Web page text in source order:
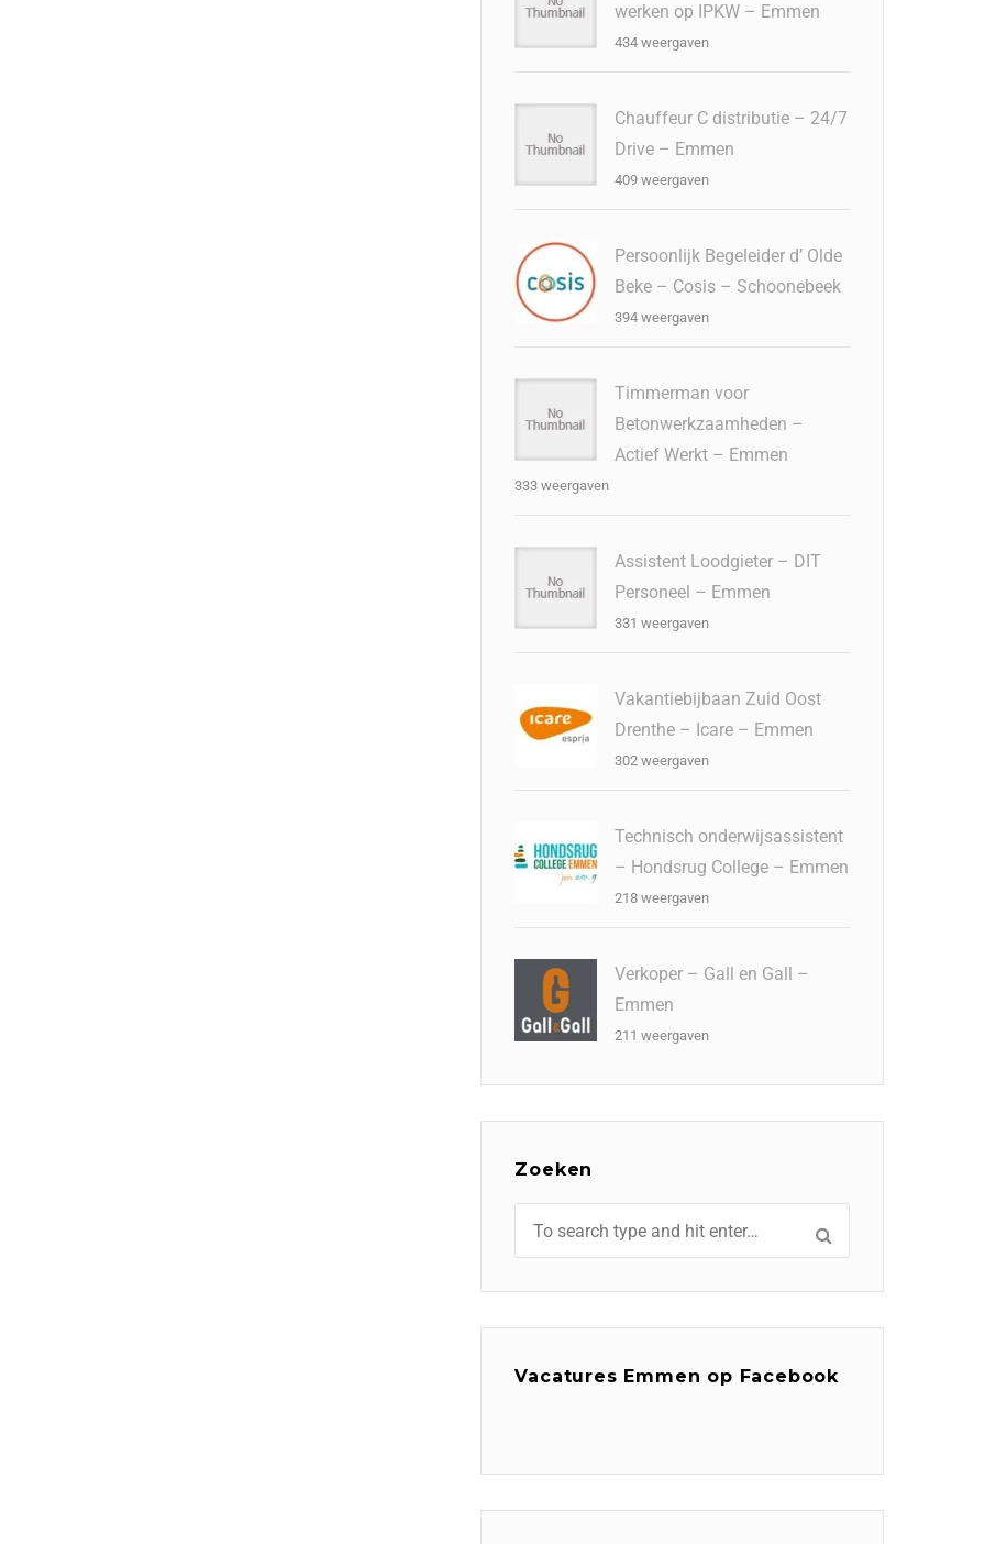
werken op IPKW – Emmen
434 weergaven
Chauffeur C distributie – 24/7
Drive – Emmen
409 weergaven
Persoonlijk Begeleider d’ Olde
Beke – Cosis – Schoonebeek
394 weergaven
Timmerman voor
Betonwerkzaamheden –
Actief Werkt – Emmen
333 weergaven
Assistent Loodgieter – DIT
Personeel – Emmen
331 weergaven
Vakantiebijbaan Zuid Oost
Drenthe – Icare – Emmen
302 weergaven
Technisch onderwijsassistent
– Hondsrug College – Emmen
218 weergaven
Verkoper – Gall en Gall –
Emmen
211 weergaven
Zoeken
Vacatures Emmen op Facebook